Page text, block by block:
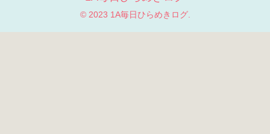
© 2023 1A毎日ひらめきログ.